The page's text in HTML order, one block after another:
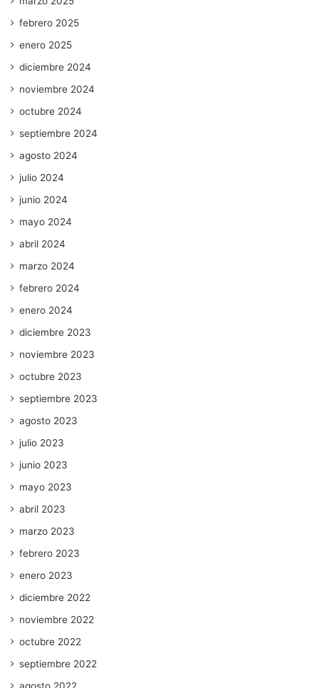
febrero 2025
enero 2025
diciembre 2024
noviembre 2024
octubre 2024
septiembre 2024
agosto 2024
julio 2024
junio 2024
mayo 2024
abril 2024
marzo 2024
febrero 2024
enero 2024
diciembre 2023
noviembre 2023
octubre 2023
septiembre 2023
agosto 2023
julio 2023
junio 2023
mayo 2023
abril 2023
marzo 2023
febrero 2023
enero 2023
diciembre 2022
noviembre 2022
octubre 2022
septiembre 2022
agosto 2022